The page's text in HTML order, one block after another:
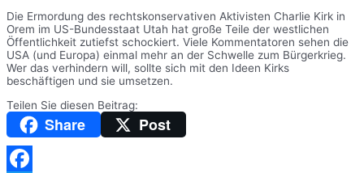
Die Ermordung des rechtskonservativen Aktivisten Charlie Kirk in
Orem im US-Bundesstaat Utah hat große Teile der westlichen
Öffentlichkeit zutiefst schockiert. Viele Kommentatoren sehen die
USA (und Europa) einmal mehr an der Schwelle zum Bürgerkrieg.
Wer das verhindern will, sollte sich mit den Ideen Kirks
beschäftigen und sie umsetzen.
Teilen Sie diesen Beitrag:
Share Post